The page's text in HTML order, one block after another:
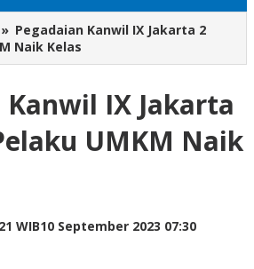
» Pegadaian Kanwil IX Jakarta 2
Naik Kelas
Kanwil IX Jakarta
UMKM Naik
WIB10 September 2023 07:30